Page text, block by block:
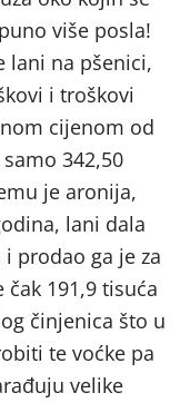
više posla!
lani na pšenici,
i troškovi
cijenom od
342,50
je aronija,
lani dala
prodao ga je za
191,9 tisuća
činjenica što u
te voćke pa
velike